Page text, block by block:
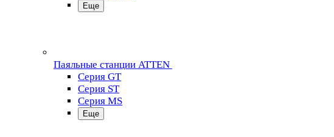
Еще
Паяльные станции ATTEN
Серия GT
Серия ST
Серия MS
Еще